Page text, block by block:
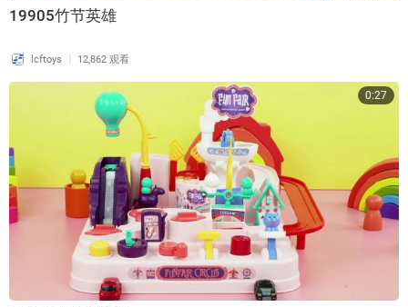
19905竹节英雄
lcftoys | 12,862 观看
0:27